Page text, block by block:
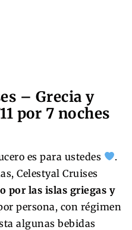
– Grecia y
por 7 noches
es para ustedes
.
Celestyal Cruises
por las islas griegas y
persona, con régimen
algunas bebidas